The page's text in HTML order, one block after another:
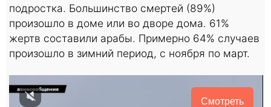
подростка. Большинство смертей (89%)
произошло в доме или во дворе дома. 61%
жертв составили арабы. Примерно 64% случаев
произошло в зимний период, с ноября по март.
Смотреть